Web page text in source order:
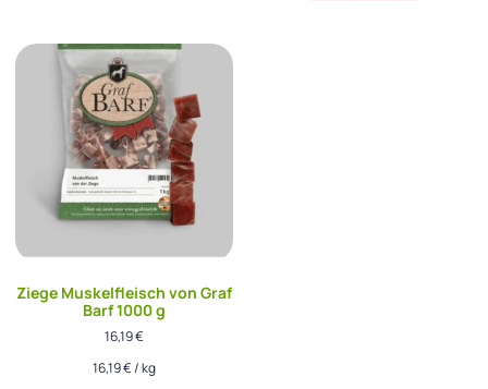
Ziege Muskelfleisch von Graf
Barf 1000 g
16,19€
16,19€/kg